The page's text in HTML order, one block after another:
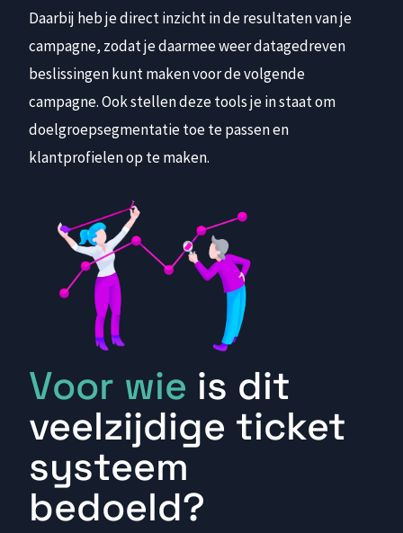
Daarbij heb je direct inzicht in de resultaten van je
campagne, zodat je daarmee weer datagedreven
beslissingen kunt maken voor de volgende
campagne. Ook stellen deze tools je in staat om
doelgroepsegmentatie toe te passen en
klantprofielen op te maken.
Voor wie is dit
veelzijdige ticket
systeem
bedoeld?